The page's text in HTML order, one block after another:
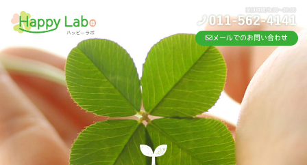
メールでのお問い合わせ